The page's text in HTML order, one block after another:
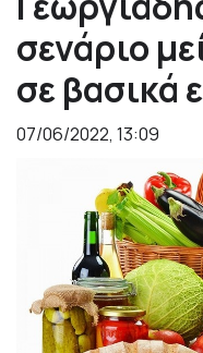
σενάριο
σε βασικά
07/06/2022, 13:09